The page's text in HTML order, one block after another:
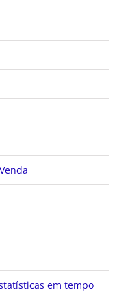
em tempo